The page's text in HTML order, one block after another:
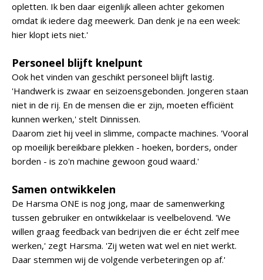
opletten. Ik ben daar eigenlijk alleen achter gekomen
omdat ik iedere dag meewerk. Dan denk je na een week:
hier klopt iets niet.'
Personeel blijft knelpunt
Ook het vinden van geschikt personeel blijft lastig.
'Handwerk is zwaar en seizoensgebonden. Jongeren staan
niet in de rij. En de mensen die er zijn, moeten efficiënt
kunnen werken,' stelt Dinnissen.
Daarom ziet hij veel in slimme, compacte machines. 'Vooral
op moeilijk bereikbare plekken - hoeken, borders, onder
borden - is zo'n machine gewoon goud waard.'
Samen ontwikkelen
De Harsma ONE is nog jong, maar de samenwerking
tussen gebruiker en ontwikkelaar is veelbelovend. 'We
willen graag feedback van bedrijven die er écht zelf mee
werken,' zegt Harsma. 'Zij weten wat wel en niet werkt.
Daar stemmen wij de volgende verbeteringen op af.'